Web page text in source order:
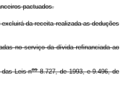
pactuados.
da receita realizada as deduções
no serviço da dívida refinanciada ao
das Leis nos8.727, de 1993, e 9.496, de